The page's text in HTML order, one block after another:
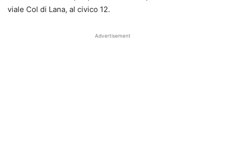
viale Col di Lana, al civico 12.
Advertisement